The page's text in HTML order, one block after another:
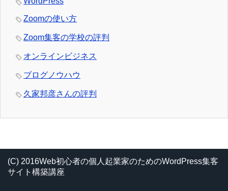
Zoomの使い方
Zoom集客の学校の評判
オンラインビジネス
ブログノウハウ
久家邦彦さんの評判
(C) 2016Web初心者の個人起業家のためのWordPress集客
サイト構築講座